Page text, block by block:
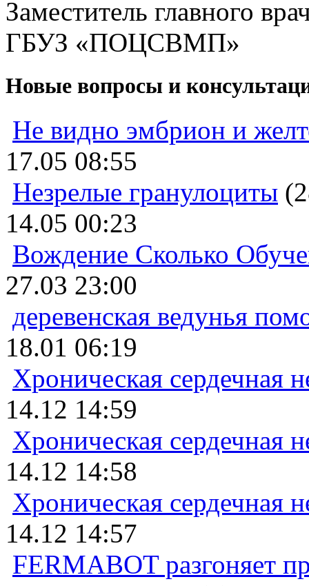
Заместитель главного
ГБУЗ «ПОЦСВМП»
Новые вопросы и
Не видно эмбрион и
17.05 08:55
Незрелые гранулоциты
14.05 00:23
Вождение Сколько
27.03 23:00
деревенская ведунья
18.01 06:19
Хроническая сердечная
14.12 14:59
Хроническая сердечная
14.12 14:58
Хроническая сердечная
14.12 14:57
FERMABOT разгоняет